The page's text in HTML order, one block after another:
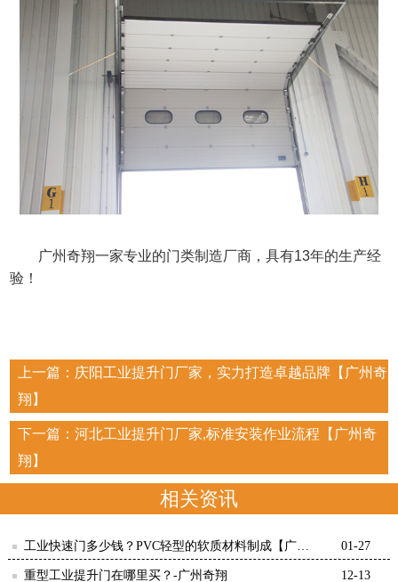
广州奇翔一家专业的门类制造厂商，具有13年的生产经
验！
上一篇： 庆阳工业提升门厂家，实力打造卓越品牌【广州奇
翔】
下一篇： 河北工业提升门厂家,标准安装作业流程【广州奇
翔】
相关资讯
工业快速门多少钱？PVC轻型的软质材料制成【广州
奇翔】
01-27
重型工业提升门在哪里买？-广州奇翔 12-13